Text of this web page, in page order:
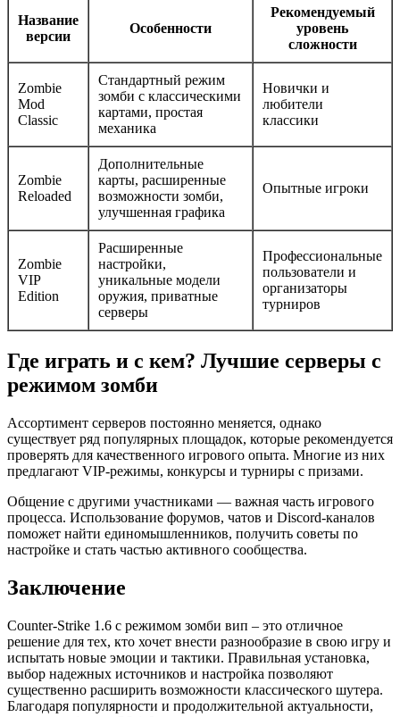
Название
версии
Особенности
Рекомендуемый
уровень
сложности
Zombie
Mod
Classic
Стандартный режим
зомби с классическими
картами, простая
механика
Новички и
любители
классики
Zombie
Reloaded
Дополнительные
карты, расширенные
возможности зомби,
улучшенная графика
Опытные игроки
Zombie
VIP
Edition
Расширенные
настройки,
уникальные модели
оружия, приватные
серверы
Профессиональные
пользователи и
организаторы
турниров
Где играть и с кем? Лучшие серверы с
режимом зомби
Ассортимент серверов постоянно меняется, однако
существует ряд популярных площадок, которые рекомендуется
проверять для качественного игрового опыта. Многие из них
предлагают VIP-режимы, конкурсы и турниры с призами.
Общение с другими участниками — важная часть игрового
процесса. Использование форумов, чатов и Discord-каналов
поможет найти единомышленников, получить советы по
настройке и стать частью активного сообщества.
Заключение
Counter-Strike 1.6 с режимом зомби вип – это отличное
решение для тех, кто хочет внести разнообразие в свою игру и
испытать новые эмоции и тактики. Правильная установка,
выбор надежных источников и настройка позволяют
существенно расширить возможности классического шутера.
Благодаря популярности и продолжительной актуальности,